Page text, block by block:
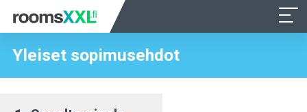
Yleiset sopimusehdot